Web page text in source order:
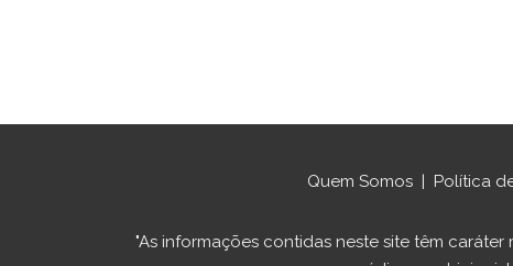
Quem Somos| Política
"As informações contidas neste site têm